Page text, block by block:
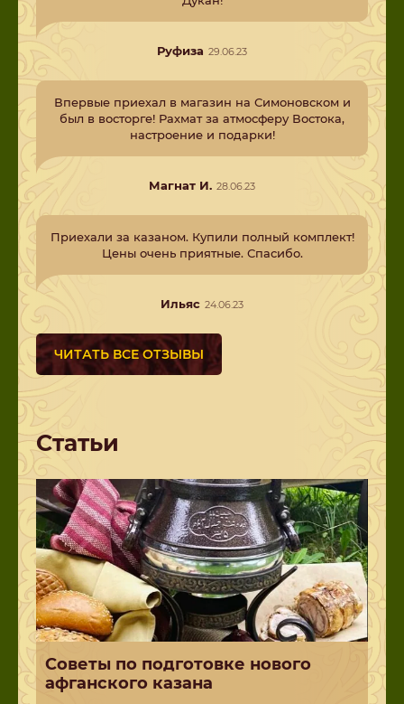
Руфиза 29.06.23
Впервые приехал в магазин на Симоновском и
был в восторге! Рахмат за атмосферу Востока,
настроение и подарки!
Магнат И. 28.06.23
Приехали за казаном. Купили полный комплект!
Цены очень приятные. Спасибо.
Ильяс 24.06.23
ЧИТАТЬ ВСЕ ОТЗЫВЫ
Статьи
Советы по подготовке нового
афганского казана